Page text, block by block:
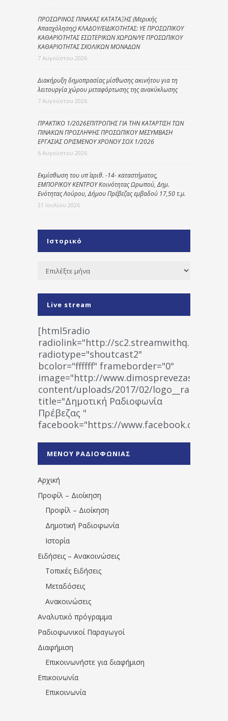
ΠΡΟΣΩΡΙΝΟΣ ΠΙΝΑΚΑΣ ΚΑΤΑΤΑΞΗΣ (Μερικής
Απασχόλησης) ΚΛΑΔΟΥ/ΕΙΔΙΚΟΤΗΤΑΣ: ΥΕ ΠΡΟΣΩΠΙΚΟΥ
ΚΑΘΑΡΙΟΤΗΤΑΣ ΕΣΩΤΕΡΙΚΩΝ ΧΩΡΩΝ/ΥΕ ΠΡΟΣΩΠΙΚΟΥ
ΚΑΘΑΡΙΟΤΗΤΑΣ ΣΧΟΛΙΚΩΝ ΜΟΝΑΔΩΝ
7 Αυγούστου 2026
Διακήρυξη δημοπρασίας μίσθωσης ακινήτου για τη
λειτουργία χώρου μεταφόρτωσης της ανακύκλωσης
7 Αυγούστου 2026
ΠΡΑΚΤΙΚΟ 1/2026ΕΠΙΤΡΟΠΗΣ ΓΙΑ ΤΗΝ ΚΑΤΑΡΤΙΣΗ ΤΩΝ
ΠΙΝΑΚΩΝ ΠΡΟΣΛΗΨΗΣ ΠΡΟΣΩΠΙΚΟΥ ΜΕΣΥΜΒΑΣΗ
ΕΡΓΑΣΙΑΣ ΟΡΙΣΜΕΝΟΥ ΧΡΟΝΟΥ ΣΟΧ 1/2026
6 Αυγούστου 2026
Εκμίσθωση του υπ΄ αριθ. -14- καταστήματος,
ΕΜΠΟΡΙΚΟΥ ΚΕΝΤΡΟΥ Κοινότητας Ωρωπού, Δημ.
Ενότητας Λούρου, Δήμου Πρέβεζας εμβαδού 17,50 τ.μ.
31 Ιουλίου 2026
Ιστορικό
Ιστορικό
Live stream
[html5radio
radiolink="http://
radiotype="shoutcast2"
bcolor="ffffff" frameborder="0"
image="http://www.dimosprevezas.gr/wp-
content/uploads/2017/02/
title="Δημοτική Ραδιοφωνία
Πρέβεζας "
facebook="https://www.facebook.com/
1531194763766854/" artist="" ]
ΜΕΝΟΥ ΡΑΔΙΟΦΩΝΙΑΣ
Αρχική
Προφίλ – Διοίκηση
Προφίλ – Διοίκηση
Δημοτική Ραδιοφωνία
Ιστορία
Ειδήσεις – Ανακοινώσεις
Τοπικές Ειδήσεις
Μεταδόσεις
Ανακοινώσεις
Αναλυτικό πρόγραμμα
Ραδιοφωνικοί Παραγωγοί
Διαφήμιση
Επικοινωνήστε για διαφήμιση
Επικοινωνία
Επικοινωνία